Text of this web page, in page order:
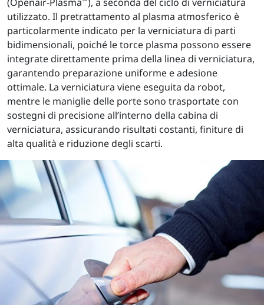
(Openair-Plasma ), a seconda del ciclo di verniciatura
utilizzato. Il pretrattamento al plasma atmosferico è
particolarmente indicato per la verniciatura di parti
bidimensionali, poiché le torce plasma possono essere
integrate direttamente prima della linea di verniciatura,
garantendo preparazione uniforme e adesione
ottimale. La verniciatura viene eseguita da robot,
mentre le maniglie delle porte sono trasportate con
sostegni di precisione all’interno della cabina di
verniciatura, assicurando risultati costanti, finiture di
alta qualità e riduzione degli scarti.